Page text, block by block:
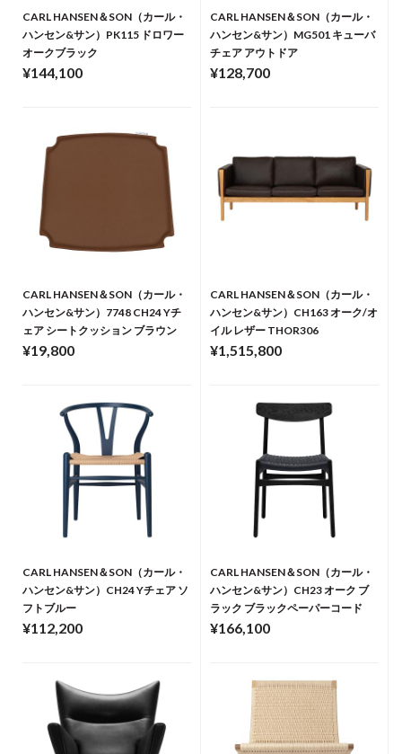
CARL HANSEN＆SON（カール・
ハンセン&サン）PK115 ドロワー
オークブラック
¥144,100
CARL HANSEN＆SON（カール・
ハンセン&サン）MG501 キューバ
チェア アウトドア
¥128,700
CARL HANSEN＆SON（カール・
ハンセン&サン）7748 CH24 Yチ
ェア シートクッション ブラウン
¥19,800
CARL HANSEN＆SON（カール・
ハンセン&サン）CH163 オーク/オ
イル レザー THOR306
¥1,515,800
CARL HANSEN＆SON（カール・
ハンセン&サン）CH24 Yチェア ソ
フトブルー
¥112,200
CARL HANSEN＆SON（カール・
ハンセン&サン）CH23 オーク ブ
ラック ブラックペーパーコード
¥166,100